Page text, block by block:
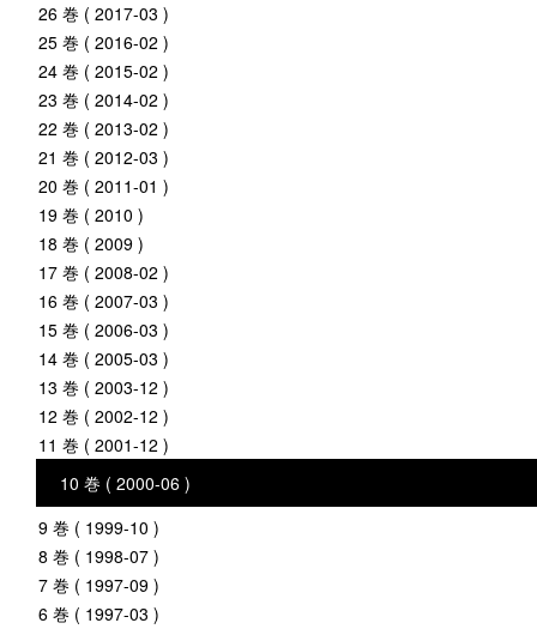
26 巻 ( 2017-03 )
25 巻 ( 2016-02 )
24 巻 ( 2015-02 )
23 巻 ( 2014-02 )
22 巻 ( 2013-02 )
21 巻 ( 2012-03 )
20 巻 ( 2011-01 )
19 巻 ( 2010 )
18 巻 ( 2009 )
17 巻 ( 2008-02 )
16 巻 ( 2007-03 )
15 巻 ( 2006-03 )
14 巻 ( 2005-03 )
13 巻 ( 2003-12 )
12 巻 ( 2002-12 )
11 巻 ( 2001-12 )
10 巻 ( 2000-06 )
9 巻 ( 1999-10 )
8 巻 ( 1998-07 )
7 巻 ( 1997-09 )
6 巻 ( 1997-03 )